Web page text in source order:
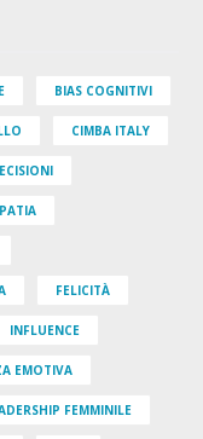
BIAS COGNITIVI
CIMBA ITALY
FELICITÀ
INFLUENCE
EMOTIVA
FEMMINILE